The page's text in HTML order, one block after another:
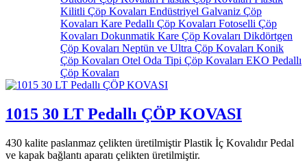
Kilitli Çöp Kovaları Endüstriyel Galvaniz Çöp
Kovaları Kare Pedallı Çöp Kovaları Fotoselli Çöp
Kovaları Dokunmatik Kare Çöp Kovaları Dikdörtgen
Çöp Kovaları Neptün ve Ultra Çöp Kovaları Konik
Çöp Kovaları Otel Oda Tipi Çöp Kovaları EKO Pedallı
Çöp Kovaları
1015 30 LT Pedallı ÇÖP KOVASI
430 kalite paslanmaz çelikten üretilmiştir Plastik İç Kovalıdır Pedal
ve kapak bağlantı aparatı çelikten üretilmiştir.